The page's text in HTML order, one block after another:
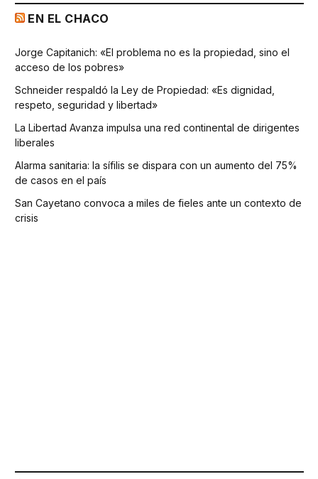
EN EL CHACO
Jorge Capitanich: «El problema no es la propiedad, sino el
acceso de los pobres»
Schneider respaldó la Ley de Propiedad: «Es dignidad,
respeto, seguridad y libertad»
La Libertad Avanza impulsa una red continental de dirigentes
liberales
Alarma sanitaria: la sífilis se dispara con un aumento del 75%
de casos en el país
San Cayetano convoca a miles de fieles ante un contexto de
crisis